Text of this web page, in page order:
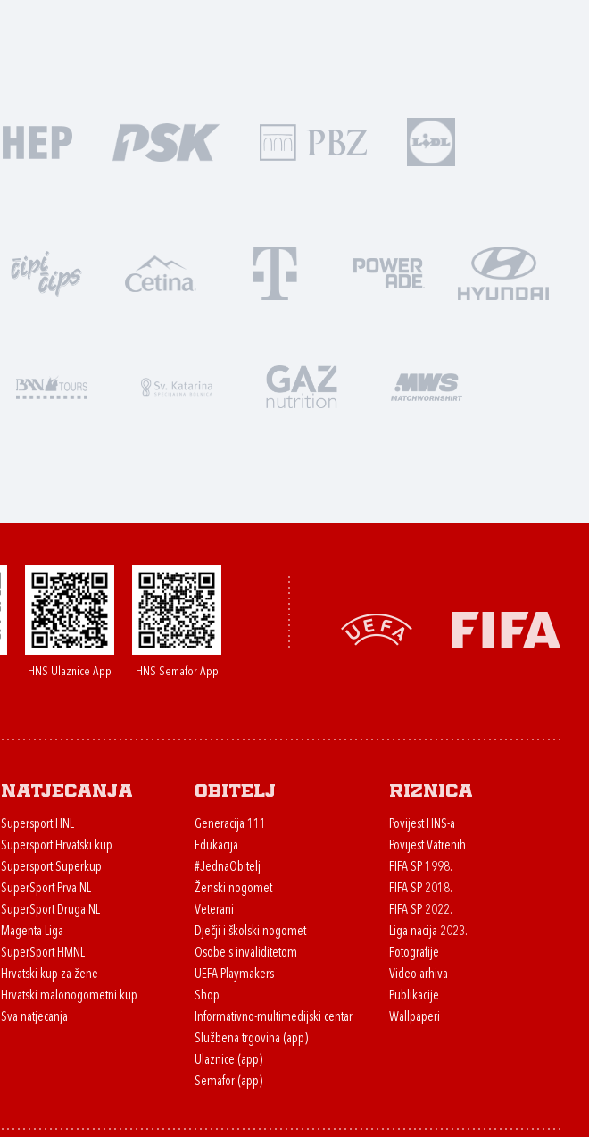
HNS Ulaznice App HNS Semafor App
Natjecanja
Supersport HNL
Supersport Hrvatski kup
Supersport Superkup
SuperSport Prva NL
SuperSport Druga NL
Magenta Liga
SuperSport HMNL
Hrvatski kup za žene
Hrvatski malonogometni kup
Sva natjecanja
Obitelj
Generacija 111
Edukacija
#JednaObitelj
Ženski nogomet
Veterani
Dječji i školski nogomet
Osobe s invaliditetom
UEFA Playmakers
Shop
Informativno-multimedijski centar
Službena trgovina (app)
Ulaznice (app)
Semafor (app)
Riznica
Povijest HNS-a
Povijest Vatrenih
FIFA SP 1998.
FIFA SP 2018.
FIFA SP 2022.
Liga nacija 2023.
Fotografije
Video arhiva
Publikacije
Wallpaperi